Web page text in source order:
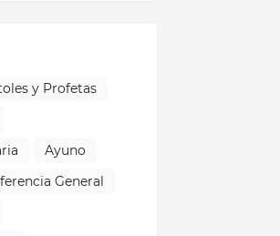
y Profetas
Ayuno
General